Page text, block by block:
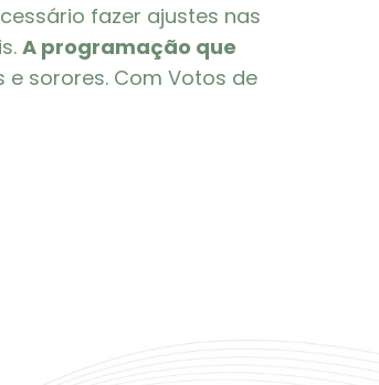
fazer ajustes nas
A programação que
sorores. Com Votos de